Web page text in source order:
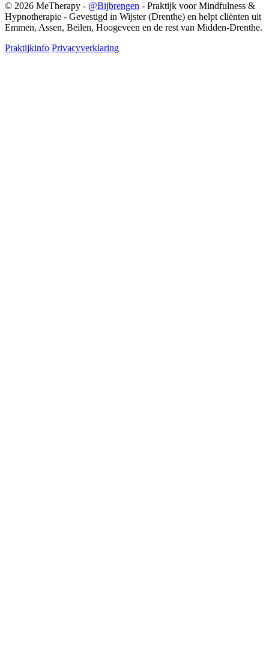
© 2026 MeTherapy - @Bijbrengen - Praktijk voor Mindfulness &
Hypnotherapie - Gevestigd in Wijster (Drenthe) en helpt cliënten uit
Emmen, Assen, Beilen, Hoogeveen en de rest van Midden-Drenthe.
Praktijkinfo Privacyverklaring